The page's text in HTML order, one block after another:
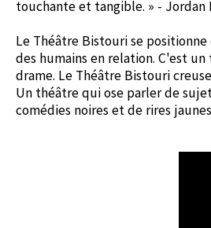
touchante et tangible. » - Jordan
Le Théâtre Bistouri se
des humains en relation. C'est
drame. Le Théâtre Bistouri
Un théâtre qui ose parler de
comédies noires et de rires